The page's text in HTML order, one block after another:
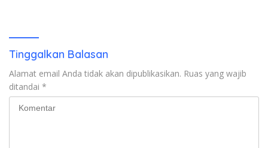
Tinggalkan Balasan
Alamat email Anda tidak akan dipublikasikan. Ruas yang wajib
ditandai *